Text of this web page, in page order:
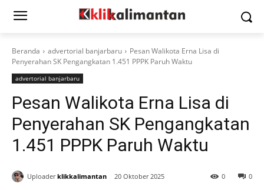
Beranda advertorial banjarbaru
Pesan Walikota Erna Lisa di
Penyerahan SK Pengangkatan 1.451 PPPK Paruh Waktu
advertorial banjarbaru
Pesan Walikota Erna Lisa di
Penyerahan SK Pengangkatan
1.451 PPPK Paruh Waktu
Uploader klikkalimantan 20 Oktober 2025 0
0